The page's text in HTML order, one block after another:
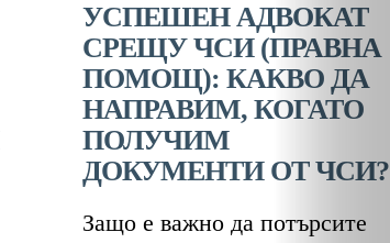
УСПЕШЕН АДВОКАТ
СРЕЩУ ЧСИ (ПРАВНА
ПОМОЩ): КАКВО ДА
НАПРАВИМ, КОГАТО
ПОЛУЧИМ
ДОКУМЕНТИ ОТ ЧСИ?
Защо е важно да потърсите